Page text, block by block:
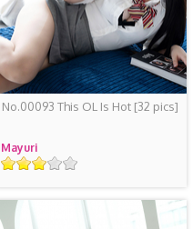
No.00093 This OL Is Hot[32 pics]
Mayuri
评